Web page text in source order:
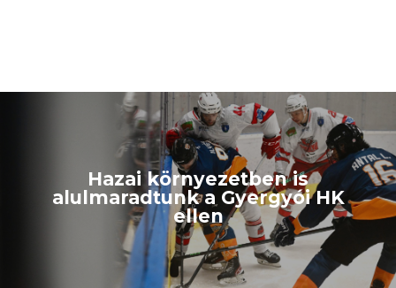
Hazai környezetben is
alulmaradtunk a Gyergyói HK
ellen